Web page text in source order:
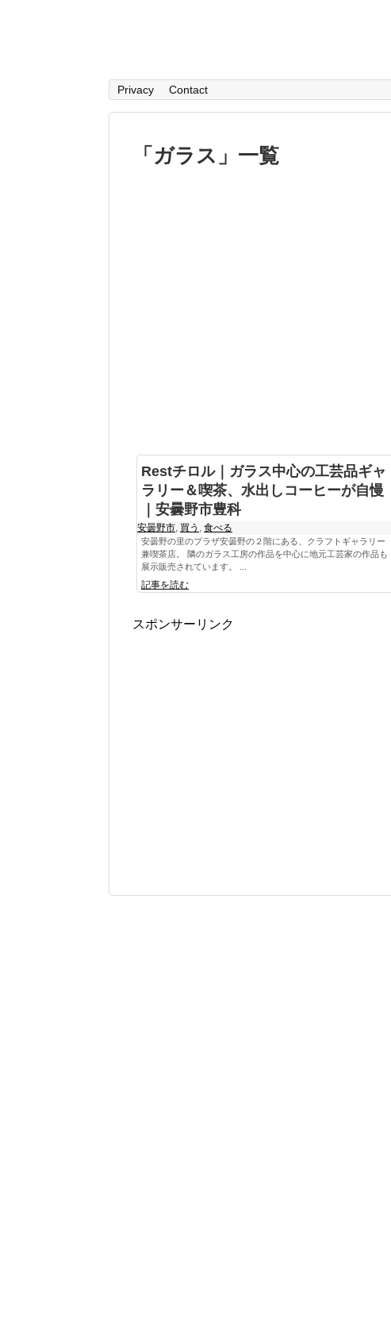
Privacy Contact
「 ガラス 」 一覧
Restチロル｜ガラス中心の工芸品ギャ
ラリー＆喫茶、水出しコーヒーが自慢
｜安曇野市豊科
安曇野市 買う 食べる
安曇野の里のプラザ安曇野の２階にある、クラフトギャラリー
兼喫茶店。 隣のガラス工房の作品を中心に地元工芸家の作品も
展示販売されています。 ...
記事を読む
スポンサーリンク